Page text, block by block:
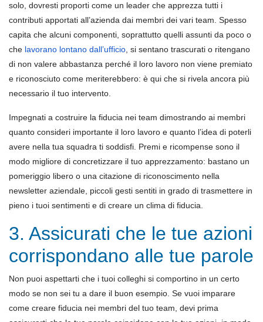
solo, dovresti proporti come un leader che apprezza tutti i
contributi apportati all’azienda dai membri dei vari team. Spesso
capita che alcuni componenti, soprattutto quelli assunti da poco o
che lavorano lontano dall’ufficio , si sentano trascurati o ritengano
di non valere abbastanza perché il loro lavoro non viene premiato
e riconosciuto come meriterebbero: è qui che si rivela ancora più
necessario il tuo intervento.
Impegnati a costruire la fiducia nei team dimostrando ai membri
quanto consideri importante il loro lavoro e quanto l’idea di poterli
avere nella tua squadra ti soddisfi. Premi e ricompense sono il
modo migliore di concretizzare il tuo apprezzamento: bastano un
pomeriggio libero o una citazione di riconoscimento nella
newsletter aziendale, piccoli gesti sentiti in grado di trasmettere in
pieno i tuoi sentimenti e di creare un clima di fiducia.
3. Assicurati che le tue azioni
corrispondano alle tue parole
Non puoi aspettarti che i tuoi colleghi si comportino in un certo
modo se non sei tu a dare il buon esempio. Se vuoi imparare
come creare fiducia nei membri del tuo team, devi prima